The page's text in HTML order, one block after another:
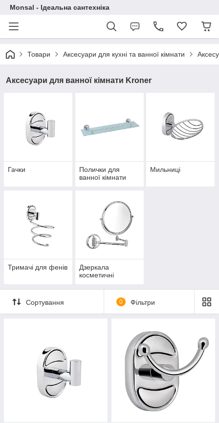
Monsal - Ідеальна сантехніка
Товари Аксесуари для кухні та ванної кімнати
Аксесуари для ванної кімнати Kroner
Гачки
Полички для
ванної кімнати
Мильниці
Тримачі для фенів
Дзеркала
косметичні
Сортування 0 Фільтри